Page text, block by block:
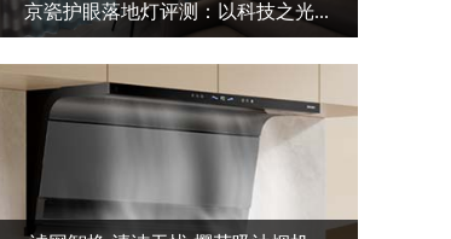
京瓷护眼落地灯评测：以科技之光...